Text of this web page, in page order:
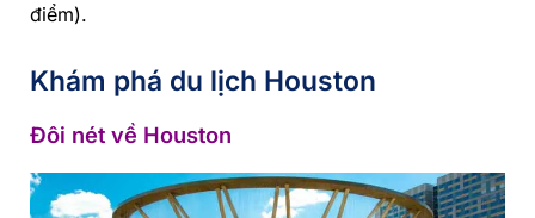
điểm).
Khám phá du lịch Houston
Đôi nét về Houston